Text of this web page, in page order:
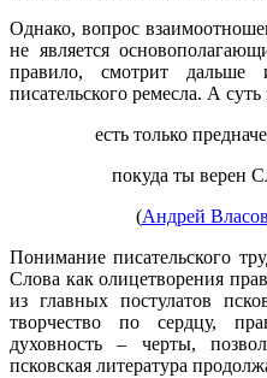
Однако, вопрос
не является
правило, смотрит
писательского ремесла. А
есть только
покуда ты верен
(Андрей Власов
Понимание писательского
Слова как олицетворения
из главных постулатов
творчество по сердцу,
духовность – черты,
псковская литература